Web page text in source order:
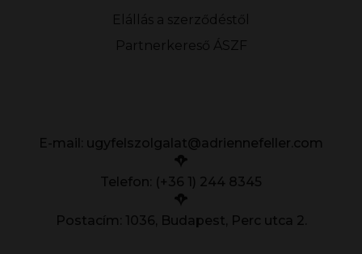
Elállás a szerződéstől
Partnerkereső ÁSZF
E-mail: ugyfelszolgalat@adriennefeller.com
Telefon: (+36 1) 244 8345
Postacím: 1036, Budapest, Perc utca 2.